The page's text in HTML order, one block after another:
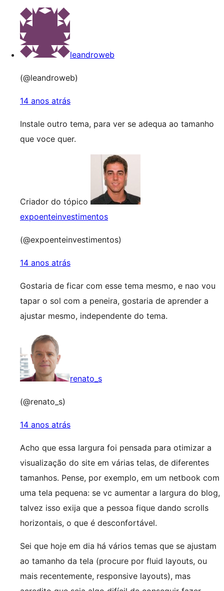
leandroweb
(@leandroweb)
14 anos atrás
Instale outro tema, para ver se adequa ao tamanho
que voce quer.
Criador do tópico
expoenteinvestimentos
(@expoenteinvestimentos)
14 anos atrás
Gostaria de ficar com esse tema mesmo, e nao vou
tapar o sol com a peneira, gostaria de aprender a
ajustar mesmo, independente do tema.
renato_s
(@renato_s)
14 anos atrás
Acho que essa largura foi pensada para otimizar a
visualização do site em várias telas, de diferentes
tamanhos. Pense, por exemplo, em um netbook com
uma tela pequena: se vc aumentar a largura do blog,
talvez isso exija que a pessoa fique dando scrolls
horizontais, o que é desconfortável.
Sei que hoje em dia há vários temas que se ajustam
ao tamanho da tela (procure por fluid layouts, ou
mais recentemente, responsive layouts), mas